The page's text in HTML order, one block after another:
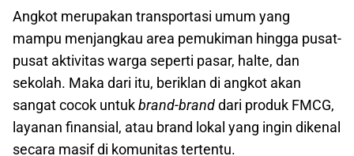
Angkot merupakan transportasi umum yang
mampu menjangkau area pemukiman hingga pusat-
pusat aktivitas warga seperti pasar, halte, dan
sekolah. Maka dari itu, beriklan di angkot akan
sangat cocok untukbrand-branddari produk FMCG,
layanan finansial, atau brand lokal yang ingin dikenal
secara masif di komunitas tertentu.